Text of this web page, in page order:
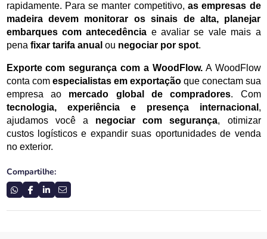
rapidamente. Para se manter competitivo, as empresas de
madeira devem monitorar os sinais de alta, planejar
embarques com antecedência e avaliar se vale mais a
pena fixar tarifa anual ou negociar por spot.
Exporte com segurança com a WoodFlow. A WoodFlow
conta com especialistas em exportação que conectam sua
empresa ao mercado global de compradores
. Com
tecnologia, experiência e presença internacional ,
ajudamos você a negociar com segurança, otimizar
custos logísticos e expandir suas oportunidades de venda
no exterior.
Compartilhe: